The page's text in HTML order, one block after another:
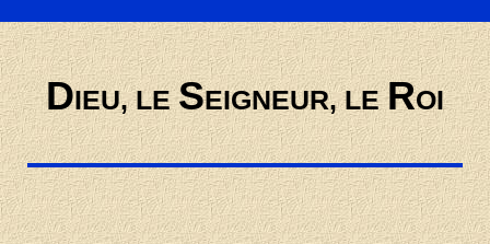
DIEU, LESEIGNEUR, LEROI